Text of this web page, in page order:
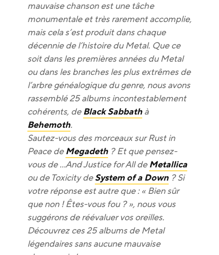
mauvaise chanson est une tâche
monumentale et très rarement accomplie,
mais cela s’est produit dans chaque
décennie de l’histoire du Metal. Que ce
soit dans les premières années du Metal
ou dans les branches les plus extrêmes de
l’arbre généalogique du genre, nous avons
rassemblé 25 albums incontestablement
cohérents, deBlack Sabbath à
Behemoth.
Sautez-vous des morceaux sur Rust in
Peace deMegadeth ? Et que pensez-
vous de …And Justice for All deMetallica
ou de Toxicity deSystem of a Down ? Si
votre réponse est autre que : « Bien sûr
que non ! Êtes-vous fou ? », nous vous
suggérons de réévaluer vos oreilles.
Découvrez ces 25 albums de Metal
légendaires sans aucune mauvaise